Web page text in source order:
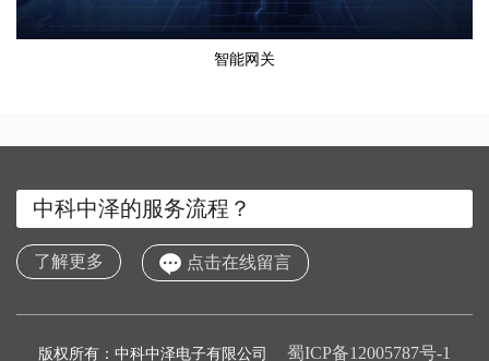
智能网关
中科中泽的服务流程？
了解更多 点击在线留言
版权所有：中科中泽电子有限公司 蜀ICP备12005787号-1